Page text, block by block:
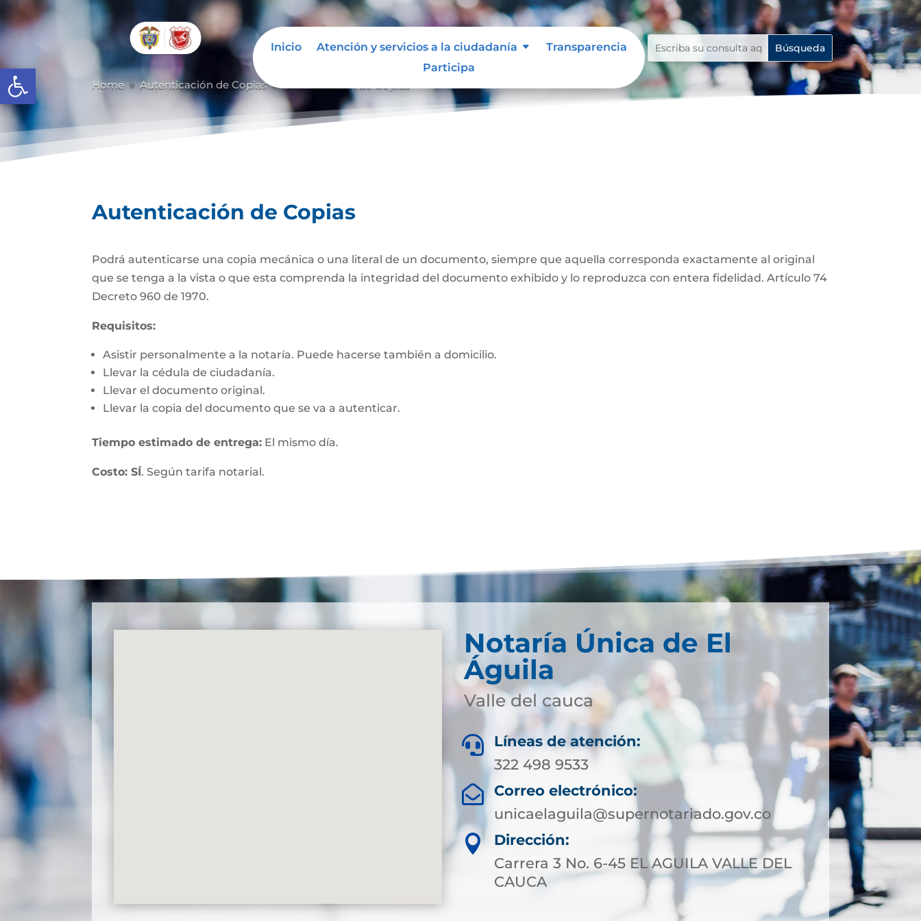
Abrir barra de herramientas
Inicio Atención y servicios a la ciudadanía
Transparencia
Participa
Home 9 Autenticación de Copias 9
Autenticación de Copias
Podrá autenticarse una copia mecánica o una literal de un documento, siempre que aquella corresponda exactamente al original
que se tenga a la vista o que esta comprenda la integridad del documento exhibido y lo reproduzca con entera fidelidad. Artículo 74
Decreto 960 de 1970.
Requisitos:
Asistir personalmente a la notaría. Puede hacerse también a domicilio.
Llevar la cédula de ciudadanía.
Llevar el documento original.
Llevar la copia del documento que se va a autenticar.
Tiempo estimado de entrega: El mismo día.
Costo: SÍ. Según tarifa notarial.
Notaría Única de El
Águila
Valle del cauca

Líneas de atención:
322 498 9533

Correo electrónico:
unicaelaguila@supernotariado.gov.co

Dirección:
Carrera 3 No. 6-45 EL AGUILA VALLE DEL
CAUCA